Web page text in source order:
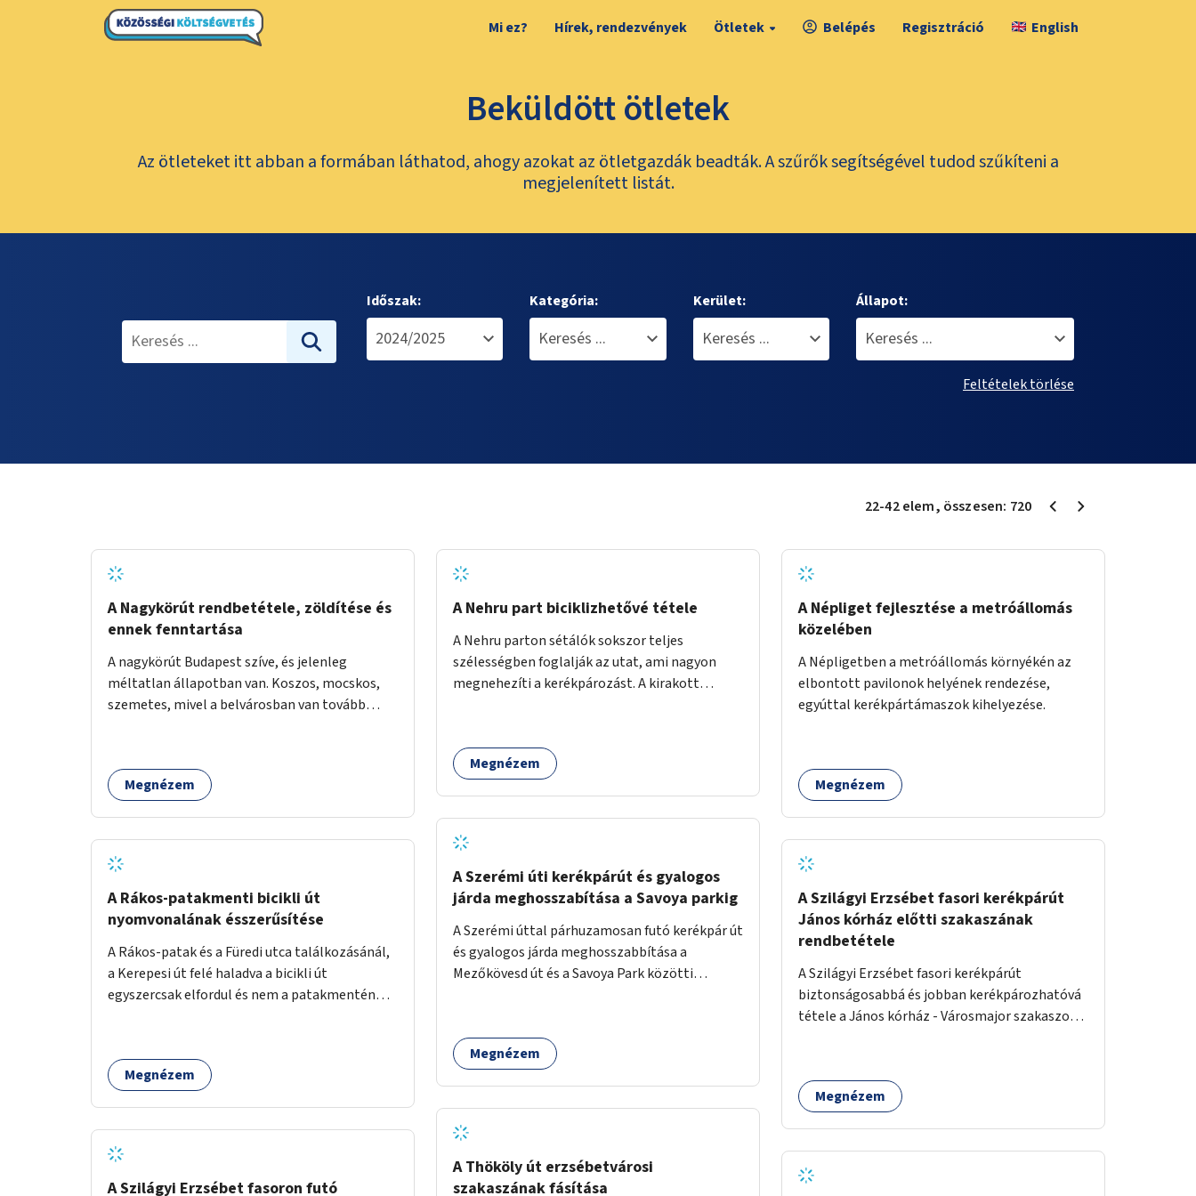
Mi ez? Hírek, rendezvények Ötletek Belépés Regisztráció English
Beküldött ötletek
Az ötleteket itt abban a formában láthatod, ahogy azokat az ötletgazdák beadták. A szűrők segítségével tudod szűkíteni a
megjelenített listát.
Időszak: Kategória: Kerület: Állapot:
Feltételek törlése
22-42elem, összesen: 720
A Nagykörút rendbetétele, zöldítése és
ennek fenntartása
A nagykörút Budapest szíve, és jelenleg
méltatlan állapotban van. Koszos, mocskos,
szemetes, mivel a belvárosban van tovább
szükséges felszámolni, a közterület állandó és
rendszeres tisztán tartásával, és nagy szükség
Kritikus pontnak tartom az utcai telefonfülkék
helyzetét, melyet a szolgáltatóval
együttműködve szükséges lenne felszámolni,
hiszen manapság ezeket már senki nem
egész körút képét rontják. Helyükön érdemes
lenne megfontolni, hogy ott zöldítés, virágok
kihelyezése történjen, amit persze
Megnézem
A Rákos-patakmenti bicikli út
nyomvonalának ésszerűsítése
A Rákos-patak és a Füredi utca találkozásánál,
a Kerepesi út felé haladva a bicikli út
egyszercsak elfordul és nem a patakmentén
Megnézem
A Szilágyi Erzsébet fasoron futó
A Nehru part biciklizhetővé tétele
A Nehru parton sétálók sokszor teljes
szélességben foglalják az utat, ami nagyon
megnehezíti a kerékpározást. A kirakott
távolítani. A kikötőbakokat, ha megoldható, át
kellene helyezni a kerítés másik oldalára,
és kerékpárútra lenne itt szükség, ahogy a
Bálna mellett is. A jelenlegi állapot
tarthatatlan, ugyanis a trehányul kirakott
táblákból az se derül ki, hogy szabad-e ott
Megnézem
A Szerémi úti kerékpárút és gyalogos
járda meghosszabítása a Savoya parkig
A Szerémi úttal párhuzamosan futó kerékpár út
és gyalogos járda meghosszabbítása a
Mezőkövesd út és a Savoya Park közötti
Megnézem
A Thököly út erzsébetvárosi
szakaszának fásítása
A Népliget fejlesztése a metróállomás
közelében
A Népligetben a metróállomás környékén az
elbontott pavilonok helyének rendezése,
egyúttal kerékpártámaszok kihelyezése.
Megnézem
A Szilágyi Erzsébet fasori kerékpárút
János kórház előtti szakaszának
rendbetétele
A Szilágyi Erzsébet fasori kerékpárút
biztonságosabbá és jobban kerékpározhatóvá
tétele a János kórház - Városmajor szakaszon,
egyértelműbb felfestésével, a gyalogos
forgalomtól való jobb elkülönítésével, esetleg
Megnézem